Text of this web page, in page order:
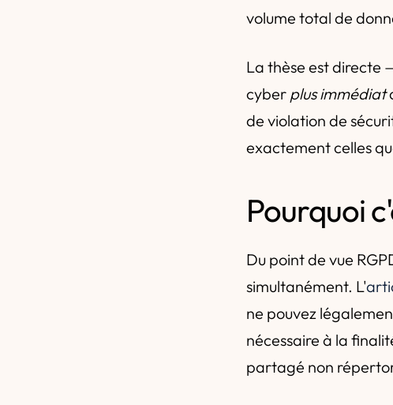
volume total de
La thèse est directe
cyber plus immédiat
de violation de
exactement celles
Pourquoi
Du point de vue
simultanément. L'
ne pouvez
nécessaire à la
partagé non